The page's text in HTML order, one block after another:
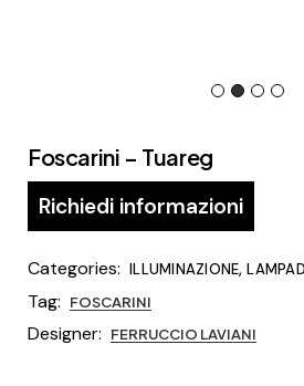
Foscarini – Tuareg
Richiedi informazioni
Categories: ILLUMINAZIONE,
Tag: FOSCARINI
Designer: FERRUCCIO LAVIANI